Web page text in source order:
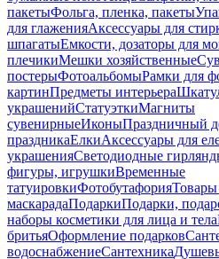
пакетыФольга, пленка, пакеты
для глаженияАксессуары для
шпагатыЕмкости, дозаторы для
плечикиМешки хозяйственные
постерыФотоальбомыРамки для
картинПредметы интерьера
украшенийСтатуэткиМагниты
сувенирныеИконыПраздничный
праздникаЕлкиАксессуары для
украшенияСветодиодные
фигуры, игрушкиВременные
татуировкиФотобутафорияТовары
маскарадаПодаркиПодарки,
наборы косметики для лица и тела
бритьяОформление подарков
водоснабжениеСантехника